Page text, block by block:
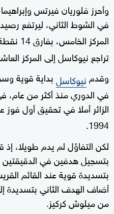
وأحرز فلوريان فيرتس
في الشوط الثاني، ليرتفع رصيد
المركز الخامس، بفارق 14 نقطة عن المتصدر
تراجع نيوكاسل إلى المركز العاشر
وقدم نيوكاسلبداية قوية
الزائر أملا في تحقيق أول فوز
1994.
لكن التفاؤل لم يدم طويلا، إذ
بتسديدة قوية عند القائم
أضاف الهدف الثاني بتسديدة
من ميلوش كركيز.